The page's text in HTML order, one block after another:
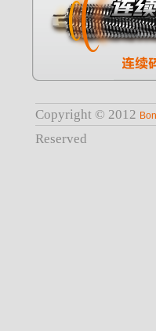
Copyright © 2012
Reserved